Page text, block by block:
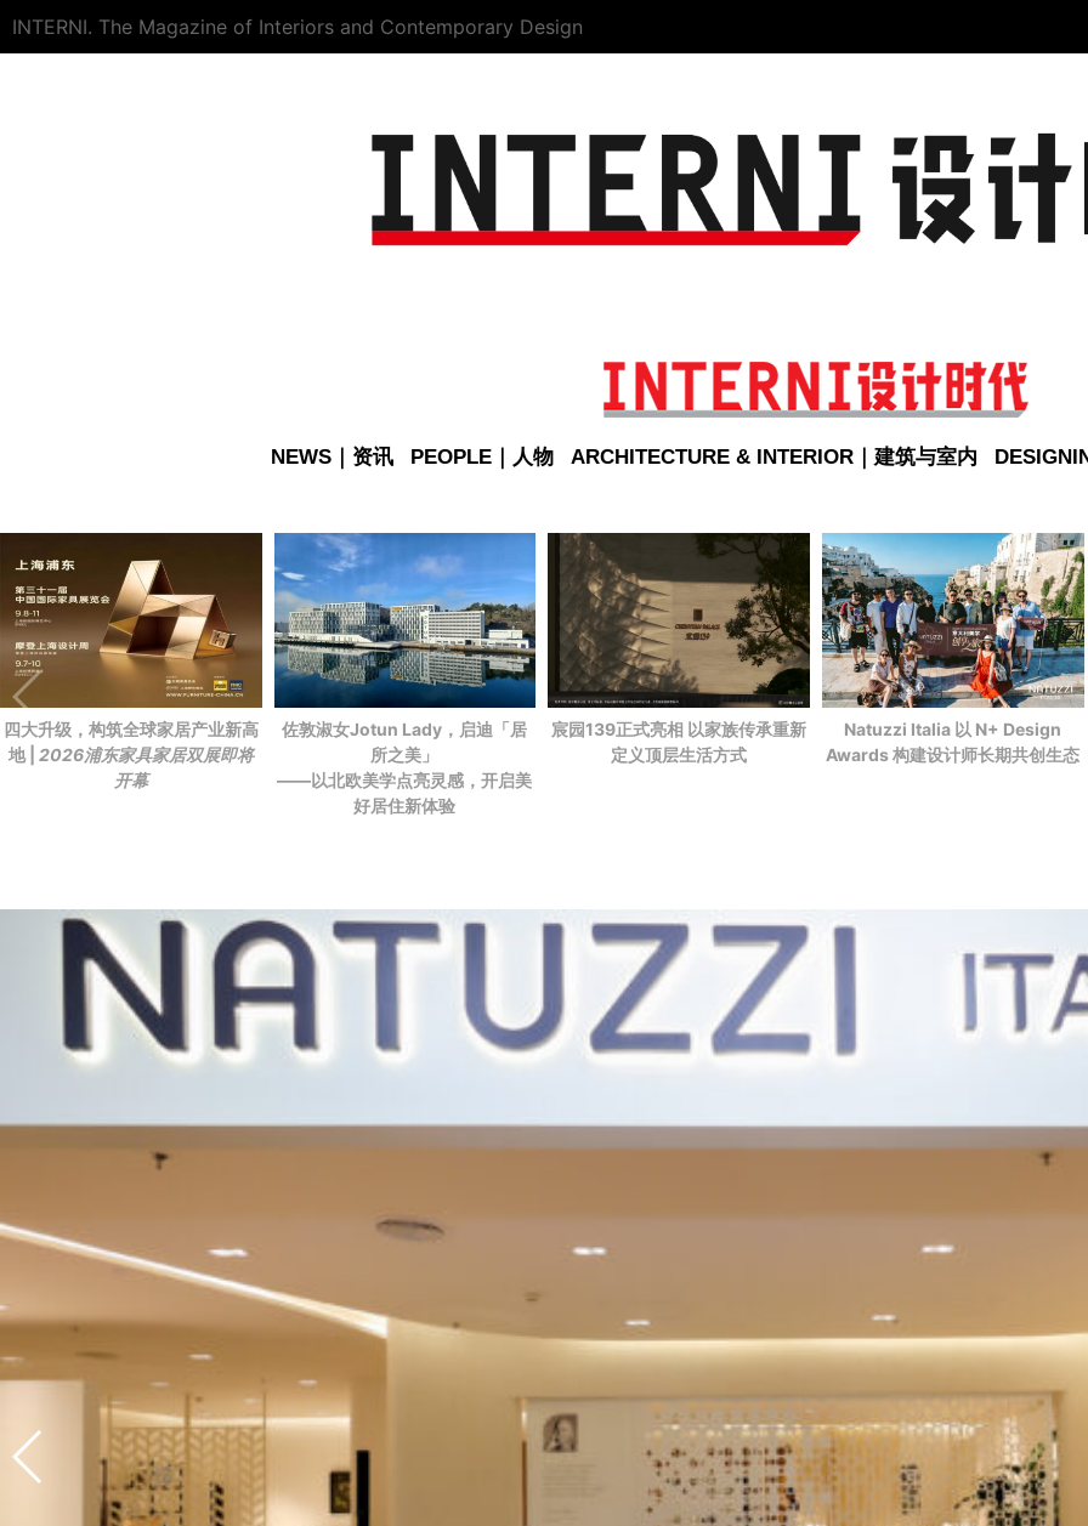
INTERNI. The Magazine of Interiors and Contemporary Design
NEWS｜资讯 PEOPLE｜人物 ARCHITECTURE & INTERIOR｜建筑与室内
四大升级，构筑全球家居产业新高
地 | 2026浦东家具家居双展即将
开幕
佐敦淑女Jotun Lady，启迪「居
所之美」
——以北欧美学点亮灵感，开启美
好居住新体验
宸园139正式亮相 以家族传承重新
定义顶层生活方式
Natuzzi Italia 以 N+ Design
Awards 构建设计师长期共创生态